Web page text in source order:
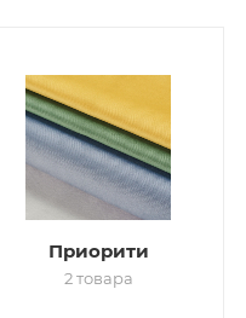
Приорити
2 товара